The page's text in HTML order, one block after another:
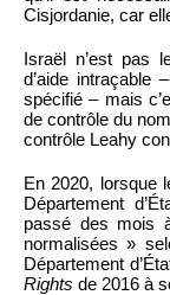
Cisjordanie, car
Israël n’est pas
d’aide intraçable
spécifié – mais
de contrôle du
contrôle Leahy
En 2020, lorsque
Département
passé des mois
normalisées »
Département
Rights de 2016 à